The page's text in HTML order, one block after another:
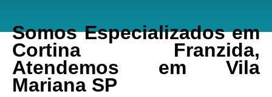
Somos Especializados em
Cortina Franzida,
Atendemos em Vila
Mariana SP